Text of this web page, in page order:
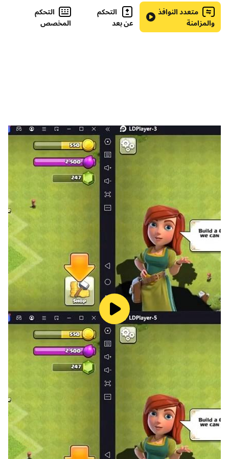
- عدة عملات وعناصر لمساعدتك على مسح المستوى!
كيف ألعب؟
ابحث عن كتل الحروف وقم بتوصيلها وبناء الكلمات الصحيحة لها
كلها تملأ.
إذا كان لديك أي اقتراح أو نصيحة ، فلا تتردد في الاتصال بنا ، ونأمل
أن يمنحك Word Calm تجربة لعب أفضل كل يوم.
متعدد النوافذ
والمزامنة
التحكم
عن بعد
التحكم
المخصص